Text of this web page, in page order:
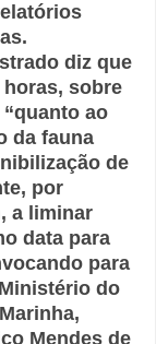
diz que
horas, sobre
ao
da fauna
de
por
a liminar
data para
para
do
Mendes de